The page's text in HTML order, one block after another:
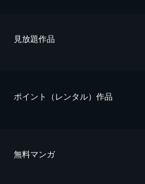
⾒放題作品
ポイント（レンタル）作品
無料マンガ